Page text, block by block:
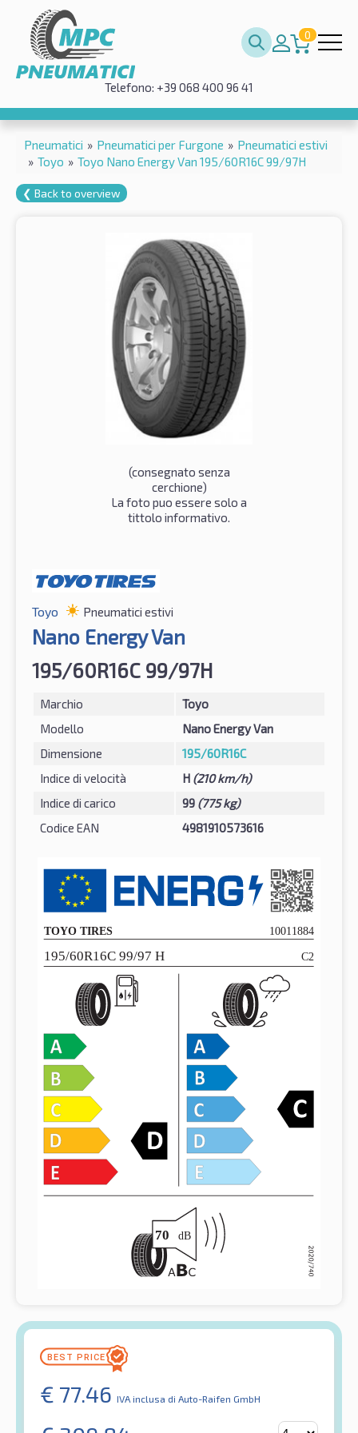
0
Telefono: +39 068 400 96 41
Pneumatici » Pneumatici per Furgone » Pneumatici estivi
» Toyo » Toyo Nano Energy Van 195/60R16C 99/97H
❮ Back to overview
(consegnato senza
cerchione)
La foto puo essere solo a
tittolo informativo.
Toyo Pneumatici estivi
Nano Energy Van
195/60R16C 99/97H
Marchio
Toyo
Modello
Nano Energy Van
Dimensione
195/60R16C
Indice di velocità
H (210 km/h)
Indice di carico
99 (775 kg)
Codice EAN
4981910573616
€ 77.46 IVA inclusa di Auto-Raifen GmbH